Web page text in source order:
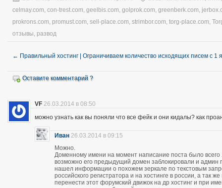
celmay.com con-trest.com geelbis.com golprok.com greenberk.com
prokrons.com promust.com sell-place.com strimbor.com torg-place.com
отзывы развод
← Правильный хостинг | Ограничиваем количество исходящих писем с 1
Оставите комментарий ?
VF 26.03.2014 в 08:50
можно узнать как вы поняли что все фейк и они кидалы? как
Иван 26.03.2014 в 09:15
Можно.
Доменному имени на момент написание поста было
возможно его предыдущий домен заблокировали и админ
нашел информации о похожем зеркале по текстовым
российского регистратора и на хостинге в россии, а
перенести этот форумский движок на др хостинг и при